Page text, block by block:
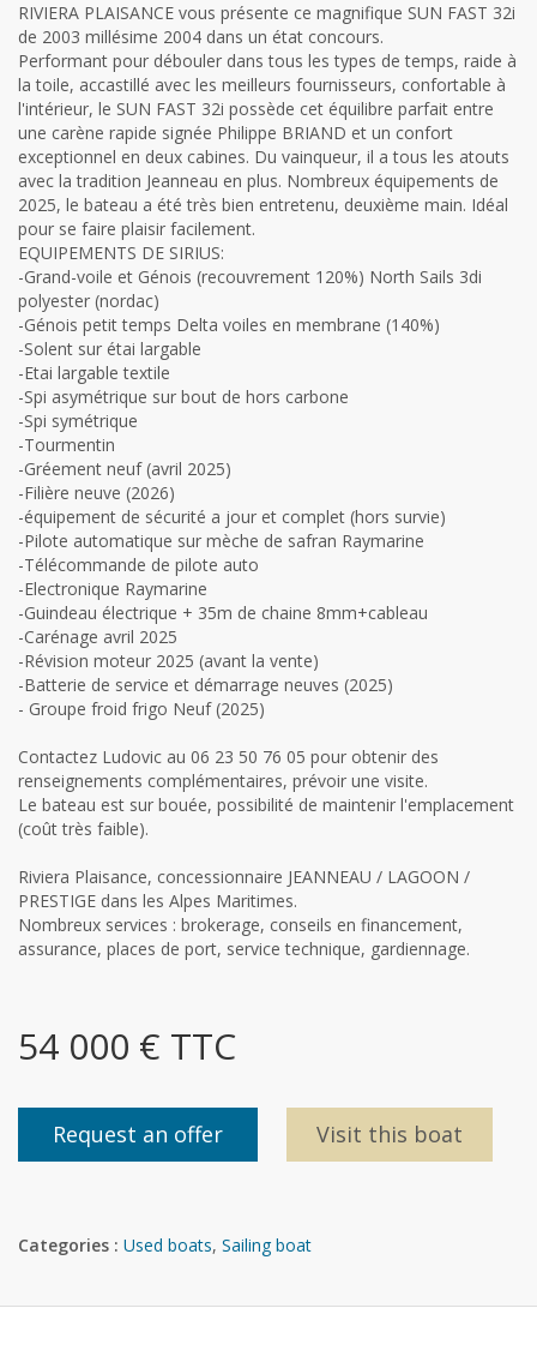
RIVIERA PLAISANCE vous présente ce magnifique SUN FAST 32i
de 2003 millésime 2004 dans un état concours.
Performant pour débouler dans tous les types de temps, raide à
la toile, accastillé avec les meilleurs fournisseurs, confortable à
l'intérieur, le SUN FAST 32i possède cet équilibre parfait entre
une carène rapide signée Philippe BRIAND et un confort
exceptionnel en deux cabines. Du vainqueur, il a tous les atouts
avec la tradition Jeanneau en plus. Nombreux équipements de
2025, le bateau a été très bien entretenu, deuxième main. Idéal
pour se faire plaisir facilement.
EQUIPEMENTS DE SIRIUS:
-Grand-voile et Génois (recouvrement 120%) North Sails 3di
polyester (nordac)
-Génois petit temps Delta voiles en membrane (140%)
-Solent sur étai largable
-Etai largable textile
-Spi asymétrique sur bout de hors carbone
-Spi symétrique
-Tourmentin
-Gréement neuf (avril 2025)
-Filière neuve (2026)
-équipement de sécurité a jour et complet (hors survie)
-Pilote automatique sur mèche de safran Raymarine
-Télécommande de pilote auto
-Electronique Raymarine
-Guindeau électrique + 35m de chaine 8mm+cableau
-Carénage avril 2025
-Révision moteur 2025 (avant la vente)
-Batterie de service et démarrage neuves (2025)
- Groupe froid frigo Neuf (2025)
Contactez Ludovic au 06 23 50 76 05 pour obtenir des
renseignements complémentaires, prévoir une visite.
Le bateau est sur bouée, possibilité de maintenir l'emplacement
(coût très faible).
Riviera Plaisance, concessionnaire JEANNEAU / LAGOON /
PRESTIGE dans les Alpes Maritimes.
Nombreux services : brokerage, conseils en financement,
assurance, places de port, service technique, gardiennage.
54 000 € TTC
Request an offer Visit this boat
Categories : Used boats, Sailing boat